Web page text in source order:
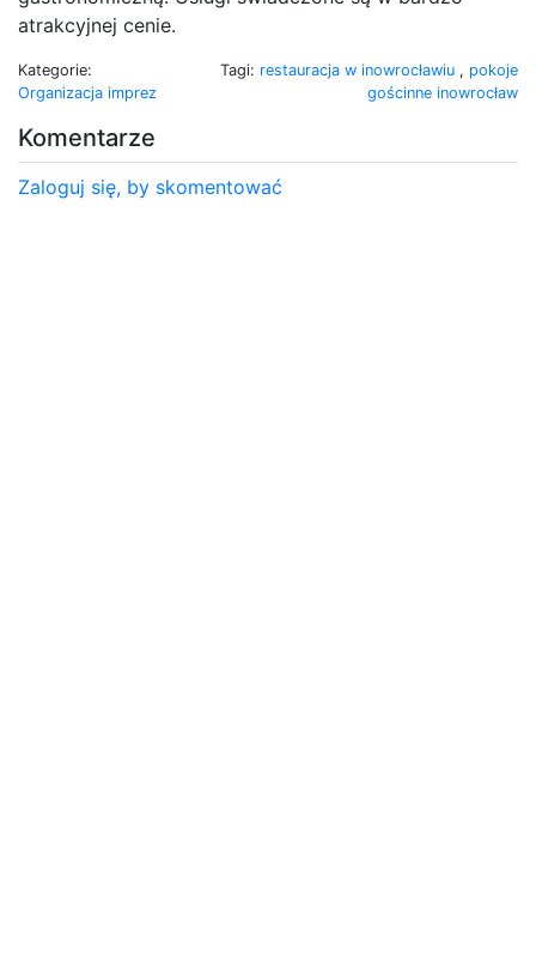
atrakcyjnej cenie.
Kategorie:
Organizacja imprez
Tagi: restauracja w inowrocławiu , pokoje
gościnne inowrocław
Komentarze
Zaloguj się, by skomentować